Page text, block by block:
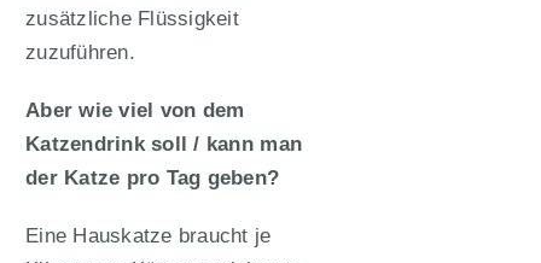
zusätzliche Flüssigkeit
zuzuführen.
Aber wie viel von dem
Katzendrink soll / kann man
der Katze pro Tag geben?
Eine Hauskatze braucht je